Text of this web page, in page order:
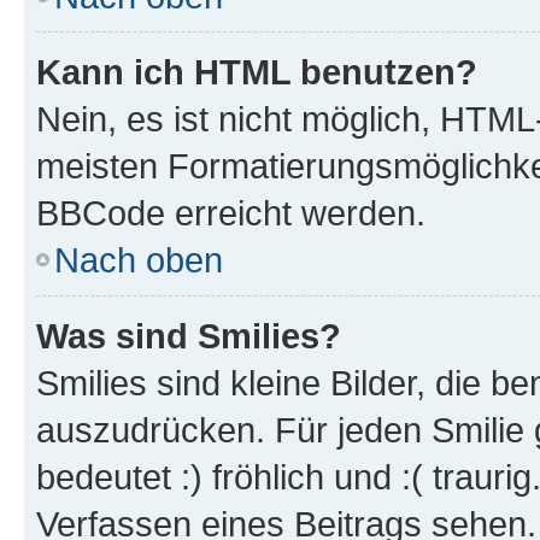
Kann ich HTML benutzen?
Nein, es ist nicht möglich,
meisten
BBCode erreicht werden.
Nach oben
Was sind Smilies?
Smilies sind kleine Bilder, die
auszudrücken. Für jeden
bedeutet :) fröhlich und :(
Verfassen eines Beitrags